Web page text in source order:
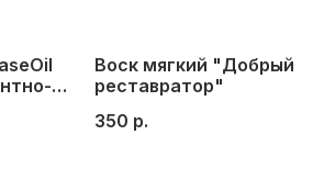
Воск мягкий "Добрый
реставратор"
350 р.